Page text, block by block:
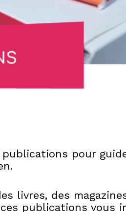
pour
livres, des
publications vous